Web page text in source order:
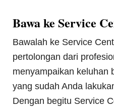
Bawa ke Service
Bawalah ke Service
pertolongan dari
menyampaikan keluhan
yang sudah Anda
Dengan begitu Service